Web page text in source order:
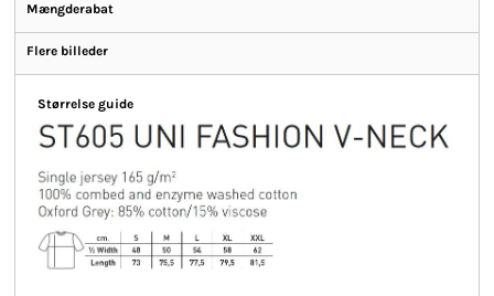
Mængderabat
Flere billeder
Størrelse guide